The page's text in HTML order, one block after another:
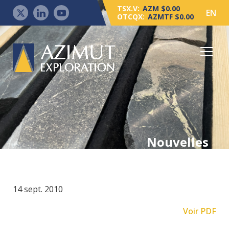
TSX.V: AZM $0.00
OTCQX: AZMTF $0.00 EN
Nouvelles
14 sept. 2010
Voir PDF